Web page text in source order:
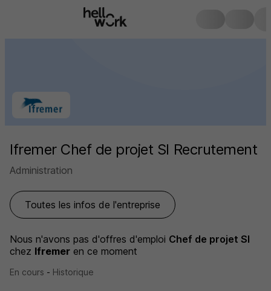
Ifremer Chef de projet SI Recrutement
Administration
Toutes les infos de l'entreprise
Nous n'avons pas d'offres d'emploi Chef de projet SI
chez Ifremer en ce moment
En cours - Historique